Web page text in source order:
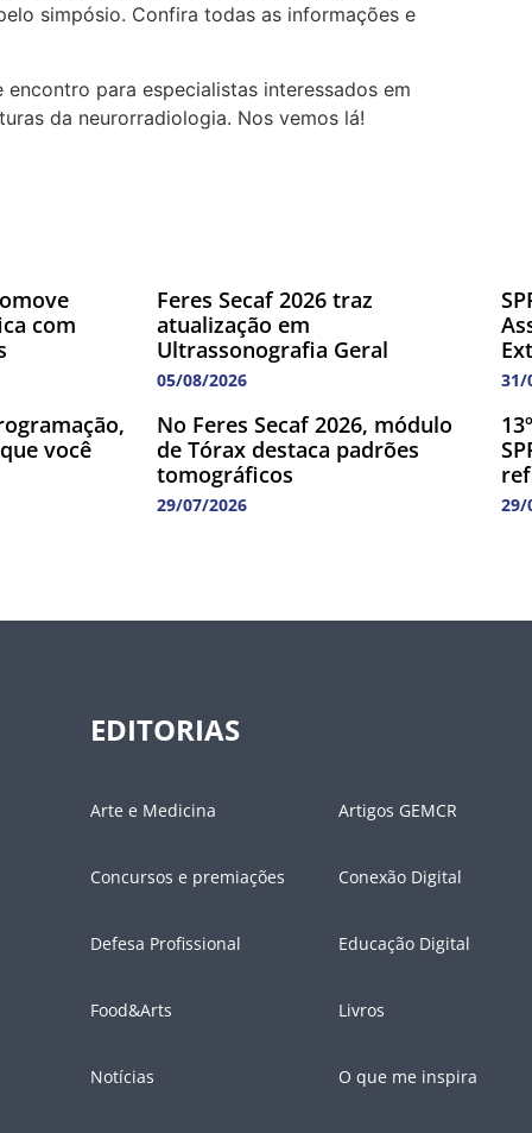
simpósio. Confira todas as informações e
para especialistas interessados em
da neurorradiologia. Nos vemos lá!
com
Feres Secaf 2026 traz
atualização em
Ultrassonografia Geral
05/08/2026 31/
você
No Feres Secaf 2026, módulo
de Tórax destaca padrões
tomográficos
29/07/2026 29/
EDITORIAS
Arte e Medicina Artigos GEMCR
Concursos e premiações Conexão Digital
Defesa Profissional Educação Digital
Food&Arts Livros
Notícias O que me inspira